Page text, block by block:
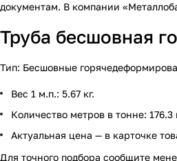
документам. В компании
Труба бесшовная
Тип: Бесшовные
Вес 1 м.п.: 5.67 кг.
Количество метров в тонне: 176.3
Актуальная цена — в карточке
Для точного подбора сообщите